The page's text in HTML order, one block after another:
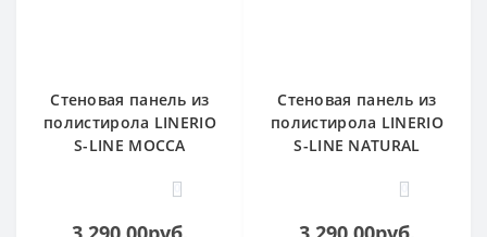
Стеновая панель из
полистирола LINERIO
S-LINE MOCCA
0
Стеновая панель из
полистирола LINERIO
S-LINE NATURAL
0